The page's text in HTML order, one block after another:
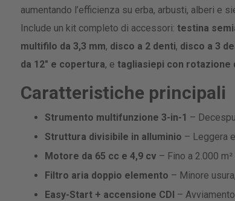
aumentando l’efficienza su erba, arbusti, alberi e
Include un kit completo di accessori: testina
multifilo da 3,3 mm, disco a 2 denti, disco a 3
da 12" e copertura, e tagliasiepi con rotazione
Caratteristiche principali
Strumento multifunzione 3-in-1 –
Struttura divisibile in alluminio – Leggera
Motore da 65 cc e 4,9 cv– Fino a 2.000 m²
Filtro aria doppio elemento – Minore
Easy-Start + accensione CDI –